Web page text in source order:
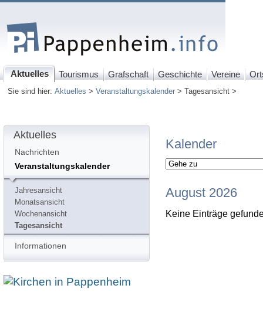
Aktuelles Tourismus Grafschaft Geschichte Vereine
Sie sind hier:Aktuelles >Veranstaltungskalender > Tagesansicht >
Aktuelles
Nachrichten
Veranstaltungskalender
Jahresansicht
Monatsansicht
Wochenansicht
Tagesansicht
Informationen
Kalender
August 2026
Keine Einträge